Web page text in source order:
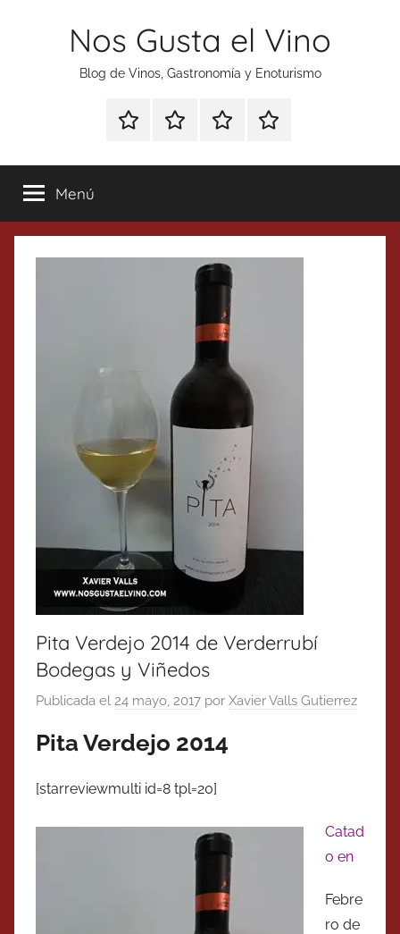
Nos Gusta el Vino
Blog de Vinos, Gastronomía y Enoturismo
Especial
Tonics
Enoturismo
Gastronomía
RankingContacto
Menú
Pita Verdejo 2014 de Verderrubí
Bodegas y Viñedos
Publicada el 24 mayo, 2017 por Xavier Valls Gutierrez
Pita Verdejo 2014
[starreviewmulti id=8 tpl=20]
Catad
o en
Febre
ro de